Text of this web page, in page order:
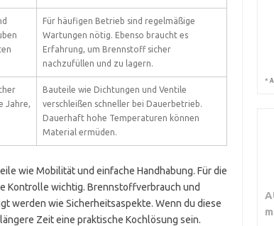
Für häufigen Betrieb sind regelmäßige
Wartungen nötig. Ebenso braucht es
Erfahrung, um Brennstoff sicher
nachzufüllen und zu lagern.
Jahre,
Bauteile wie Dichtungen und Ventile
verschleißen schneller bei Dauerbetrieb.
Dauerhaft hohe Temperaturen können
Material ermüden.
wie Mobilität und einfache Handhabung. Für die
Kontrolle wichtig. Brennstoffverbrauch und
werden wie Sicherheitsaspekte. Wenn du diese
Zeit eine praktische Kochlösung sein.
*